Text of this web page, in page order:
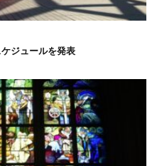
ジュールを発表